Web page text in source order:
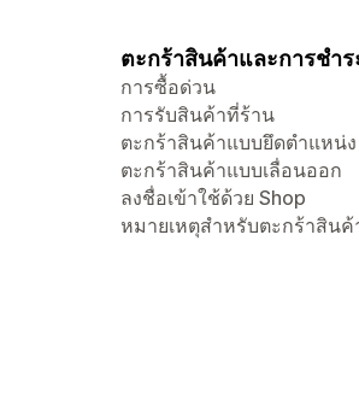
ตะกร้าสินค้าและการชำร
การซื้อด่วน
การรับสินค้าที่ร้าน
ตะกร้าสินค้าแบบยึดตำแหน่ง
ตะกร้าสินค้าแบบเลื่อนออก
ลงชื่อเข้าใช้ด้วย Shop
หมายเหตุสำหรับตะกร้าสินค้